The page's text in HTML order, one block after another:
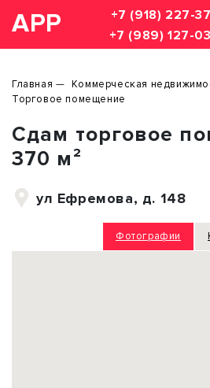
АРР
+7 (918) 227-
+7 (989) 127-
Главная Коммерческая
Торговое помещение
Сдам торговое
370 м²
ул Ефремова, д. 148
Фотографии